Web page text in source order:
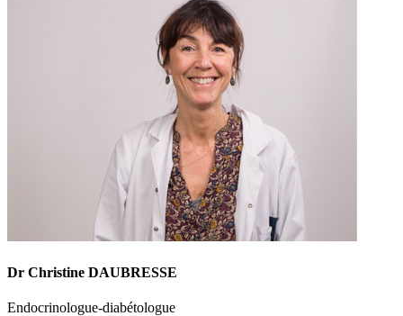
Dr Christine DAUBRESSE
Endocrinologue-diabétologue